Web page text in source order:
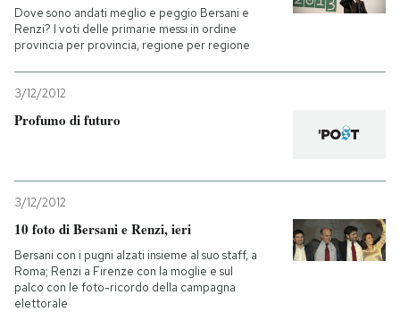
SHOP
AREA PERSONALE
Dove sono andati meglio e peggio Bersani e
Renzi? I voti delle primarie messi in ordine
provincia per provincia, regione per regione
3/12/2012
Profumo di futuro
3/12/2012
10 foto di Bersani e Renzi, ieri
Bersani con i pugni alzati insieme al suo staff, a
Roma; Renzi a Firenze con la moglie e sul
palco con le foto-ricordo della campagna
elettorale